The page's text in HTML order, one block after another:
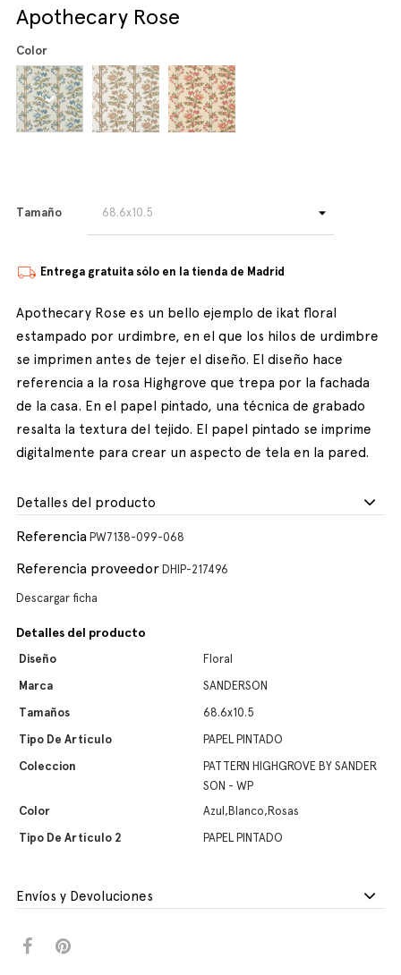
Apothecary Rose
Color
Tamaño
Entrega gratuita sólo en la tienda de Madrid
Apothecary Rose es un bello ejemplo de ikat floral
estampado por urdimbre, en el que los hilos de urdimbre
se imprimen antes de tejer el diseño. El diseño hace
referencia a la rosa Highgrove que trepa por la fachada
de la casa. En el papel pintado, una técnica de grabado
resalta la textura del tejido. El papel pintado se imprime
digitalmente para crear un aspecto de tela en la pared.
Detalles del producto
Referencia PW7138-099-068
Referencia proveedor DHIP-217496
Descargar ficha
Detalles del producto
Diseño
Floral
Marca
SANDERSON
Tamaños
68.6x10.5
Tipo De Artículo
PAPEL PINTADO
Coleccion
PATTERN HIGHGROVE BY SANDER
SON - WP
Color
Azul,Blanco,Rosas
Tipo De Artículo 2
PAPEL PINTADO
Envíos y Devoluciones